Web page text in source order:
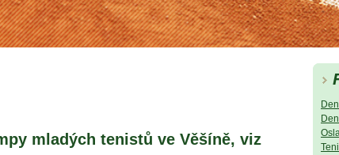
mladých tenistů ve Věšíně, viz